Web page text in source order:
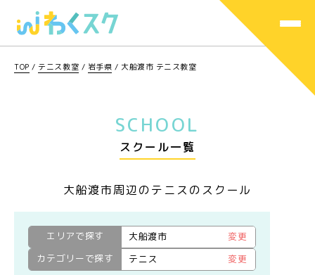
TOP / テニス教室 / 岩手県 / 大船渡市 テニス教室
SCHOOL
スクール一覧
大船渡市周辺のテニスのスクール
エリアで探す 大船渡市
変更
カテゴリーで探す
テニス 変更